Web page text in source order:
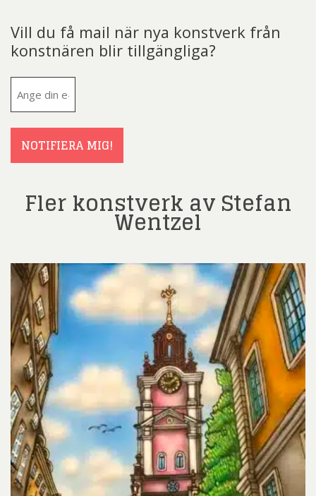
Vill du få mail när nya konstverk från
konstnären blir tillgängliga?
NOTIFIERA MIG!
Fler konstverk av Stefan
Wentzel